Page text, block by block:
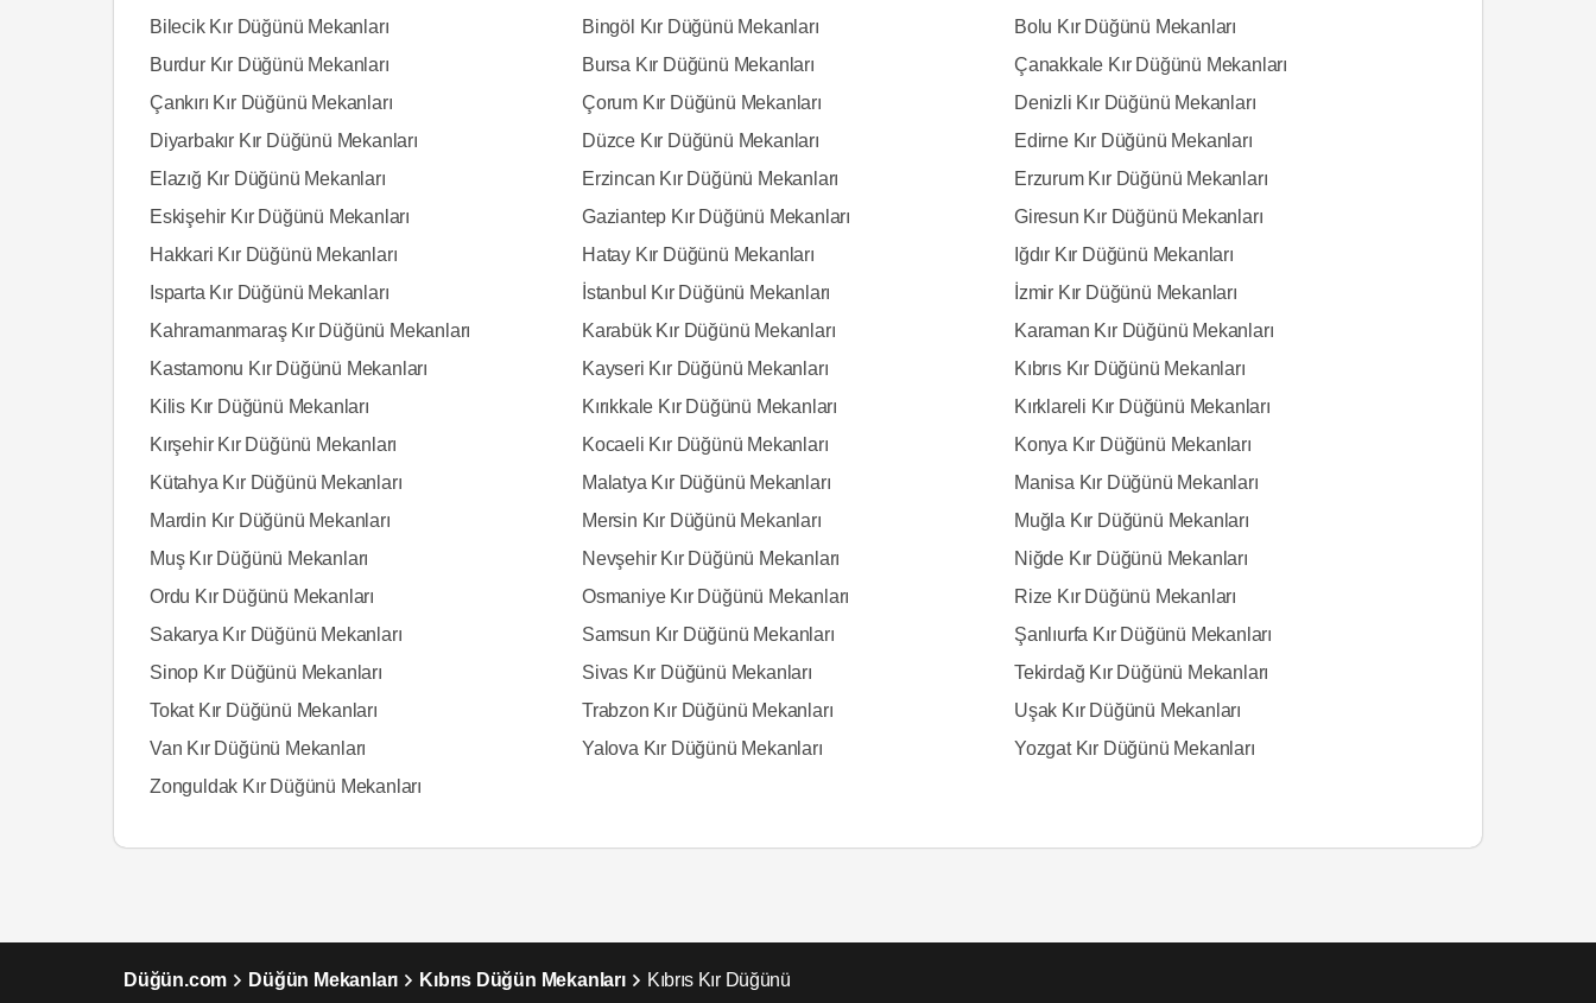
Bilecik Kır Düğünü Mekanları
Bingöl Kır Düğünü Mekanları
Bolu Kır Düğünü Mekanları
Burdur Kır Düğünü Mekanları
Bursa Kır Düğünü Mekanları
Çanakkale Kır Düğünü Mekanları
Çankırı Kır Düğünü Mekanları
Çorum Kır Düğünü Mekanları
Denizli Kır Düğünü Mekanları
Diyarbakır Kır Düğünü Mekanları
Düzce Kır Düğünü Mekanları
Edirne Kır Düğünü Mekanları
Elazığ Kır Düğünü Mekanları
Erzincan Kır Düğünü Mekanları
Erzurum Kır Düğünü Mekanları
Eskişehir Kır Düğünü Mekanları
Gaziantep Kır Düğünü Mekanları
Giresun Kır Düğünü Mekanları
Hakkari Kır Düğünü Mekanları
Hatay Kır Düğünü Mekanları
Iğdır Kır Düğünü Mekanları
Isparta Kır Düğünü Mekanları
İstanbul Kır Düğünü Mekanları
İzmir Kır Düğünü Mekanları
Kahramanmaraş Kır Düğünü Mekanları
Karabük Kır Düğünü Mekanları
Karaman Kır Düğünü Mekanları
Kastamonu Kır Düğünü Mekanları
Kayseri Kır Düğünü Mekanları
Kıbrıs Kır Düğünü Mekanları
Kilis Kır Düğünü Mekanları
Kırıkkale Kır Düğünü Mekanları
Kırklareli Kır Düğünü Mekanları
Kırşehir Kır Düğünü Mekanları
Kocaeli Kır Düğünü Mekanları
Konya Kır Düğünü Mekanları
Kütahya Kır Düğünü Mekanları
Malatya Kır Düğünü Mekanları
Manisa Kır Düğünü Mekanları
Mardin Kır Düğünü Mekanları
Mersin Kır Düğünü Mekanları
Muğla Kır Düğünü Mekanları
Muş Kır Düğünü Mekanları
Nevşehir Kır Düğünü Mekanları
Niğde Kır Düğünü Mekanları
Ordu Kır Düğünü Mekanları
Osmaniye Kır Düğünü Mekanları
Rize Kır Düğünü Mekanları
Sakarya Kır Düğünü Mekanları
Samsun Kır Düğünü Mekanları
Şanlıurfa Kır Düğünü Mekanları
Sinop Kır Düğünü Mekanları
Sivas Kır Düğünü Mekanları
Tekirdağ Kır Düğünü Mekanları
Tokat Kır Düğünü Mekanları
Trabzon Kır Düğünü Mekanları
Uşak Kır Düğünü Mekanları
Van Kır Düğünü Mekanları
Yalova Kır Düğünü Mekanları
Yozgat Kır Düğünü Mekanları
Zonguldak Kır Düğünü Mekanları
Düğün.com Düğün Mekanları Kıbrıs Düğün Mekanları Kıbrıs Kır Düğünü